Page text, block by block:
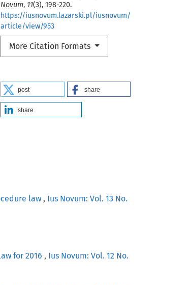
Novum, 11(3), 198-220.
https://iusnovum.lazarski.pl/iusnovum/
article/view/953
More Citation Formats
post share
share
law , Ius Novum: Vol. 13 No.
for 2016 , Ius Novum: Vol. 12 No.